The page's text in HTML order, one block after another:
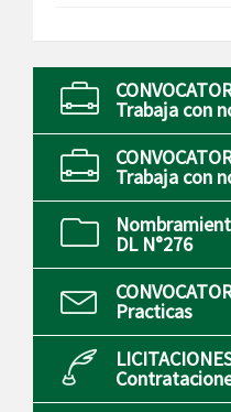
Trabaja con
Trabaja con
DL N°276
Practicas